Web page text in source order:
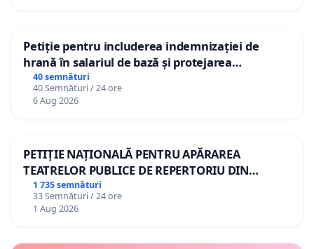
Petiție pentru includerea indemnizației de
hrană în salariul de bază și protejarea
gradațiilor de vechime pentru asistenții
personali
40 semnături
40 Semnături / 24 ore
6 Aug 2026
PETIȚIE NAȚIONALĂ PENTRU APĂRAREA
TEATRELOR PUBLICE DE REPERTORIU DIN
ROMÂNIA
1 735 semnături
33 Semnături / 24 ore
1 Aug 2026